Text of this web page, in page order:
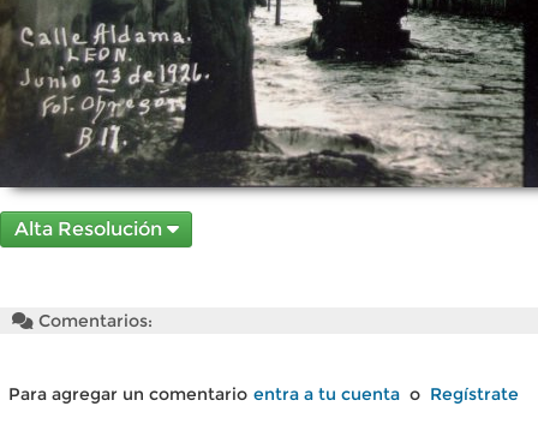
Alta Resolución
Comentarios:
Para agregar un comentario entra a tu cuenta o Regístrate